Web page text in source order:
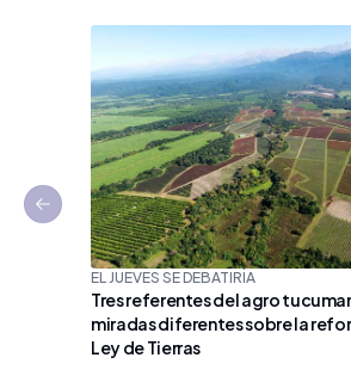
EL JUEVES SE DEBATIRÍA
Tres referentes del agro
miradas diferentes sobre la
Ley de Tierras
Previous slide